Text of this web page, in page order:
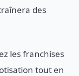
des
les franchises
tout en